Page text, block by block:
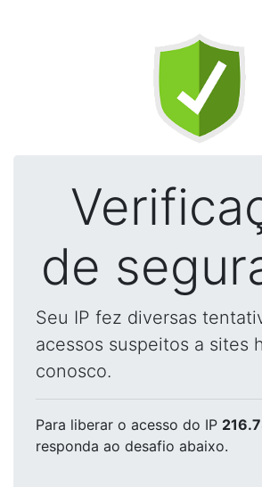
de
Seu IP fez diversas
acessos suspeitos a sites
conosco.
Para liberar o acesso do IP
responda ao desafio abaixo.